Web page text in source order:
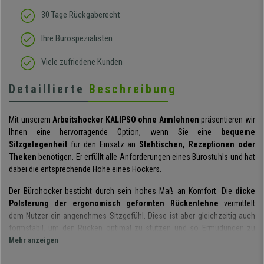
30 Tage Rückgaberecht
Ihre Bürospezialisten
Viele zufriedene Kunden
Detaillierte Beschreibung
Mit unseremArbeitshocker KALIPSO ohne Armlehnen präsentieren wir
Ihnen eine hervorragende Option, wenn Sie eine
bequeme
Sitzgelegenheit für den Einsatz an Stehtischen, Rezeptionen oder
Theken benötigen. Er erfüllt alle Anforderungen eines Bürostuhls und hat
dabei die entsprechende Höhe eines Hockers.
Der Bürohocker besticht durch sein hohes Maß an Komfort. Die dicke
Polsterung der ergonomisch geformten Rückenlehne vermittelt
dem Nutzer ein angenehmes Sitzgefühl. Diese ist aber gleichzeitig auch
formstabil, um den Rücken optimal zu stützen und so Ermüdungen zu
vermeiden. Darüber hinaus kann die
Mehr anzeigen